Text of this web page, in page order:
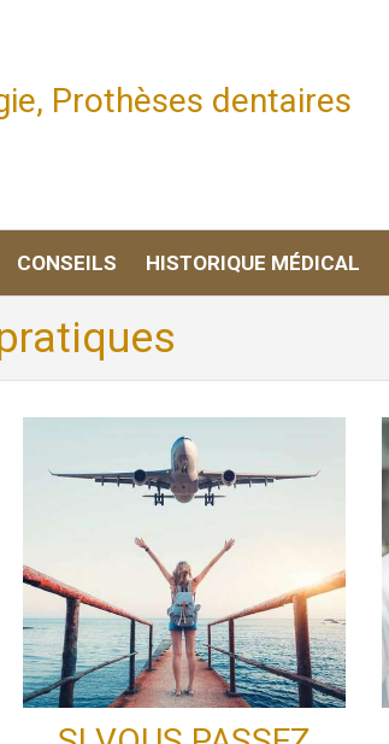
Prothèses dentaires
CONSEILS HISTORIQUE MÉDICAL